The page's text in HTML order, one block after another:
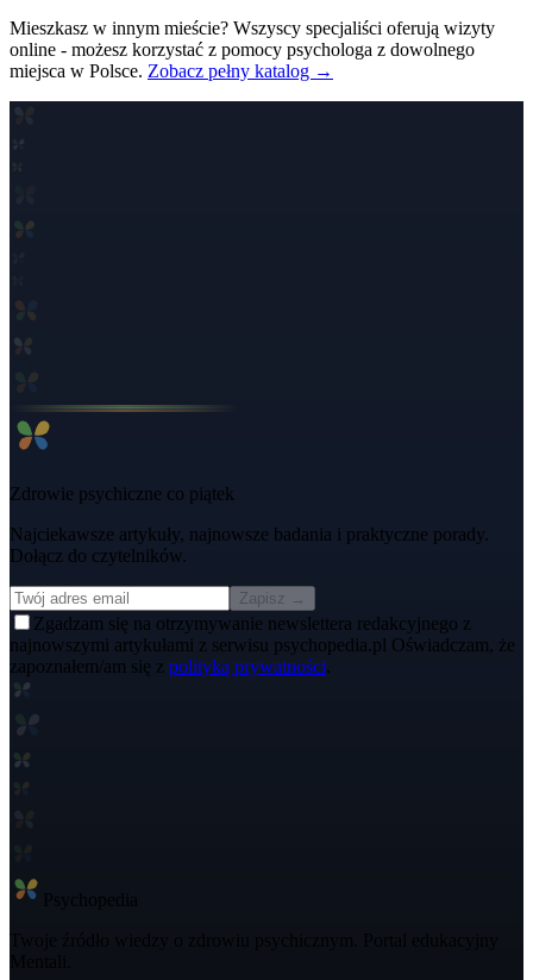
Mieszkasz w innym mieście? Wszyscy specjaliści oferują wizyty
online - możesz korzystać z pomocy psychologa z dowolnego
miejsca w Polsce. Zobacz pełny katalog →
Zdrowie psychiczne co piątek
Najciekawsze artykuły, najnowsze badania i praktyczne porady.
Dołącz do czytelników.
Zapisz →
Zgadzam się na otrzymywanie newslettera redakcyjnego z
najnowszymi artykułami z serwisu psychopedia.pl Oświadczam, że
zapoznałem/am się z polityką prywatności.
Psycho pedia